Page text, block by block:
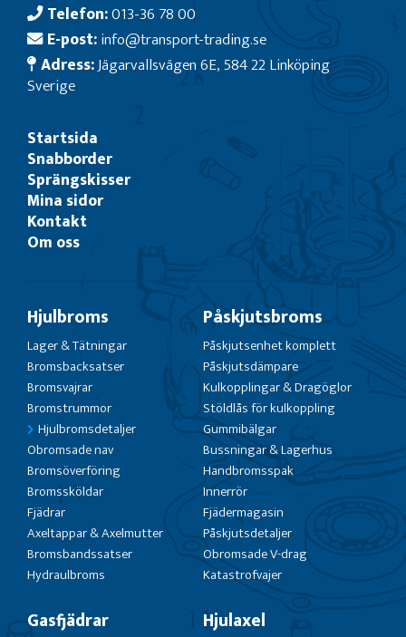
Telefon:013-36 78 00
E-post:info@transport-trading.se
Adress:Jägarvallsvägen 6E, 584 22 Linköping
Sverige
Startsida
Snabborder
Sprängskisser
Mina sidor
Kontakt
Om oss
Hjulbroms
Lager & Tätningar
Bromsbacksatser
Bromsvajrar
Bromstrummor
Hjulbromsdetaljer
Obromsade nav
Bromsöverföring
Bromssköldar
Fjädrar
Axeltappar & Axelmutter
Bromsbandssatser
Hydraulbroms
Påskjutsbroms
Påskjutsenhet komplett
Påskjutsdämpare
Kulkopplingar & Dragöglor
Stöldlås för kulkoppling
Gummibälgar
Bussningar & Lagerhus
Handbromsspak
Innerrör
Fjädermagasin
Påskjutsdetaljer
Obromsade V-drag
Katastrofvajer
Gasfjädrar Hjulaxel